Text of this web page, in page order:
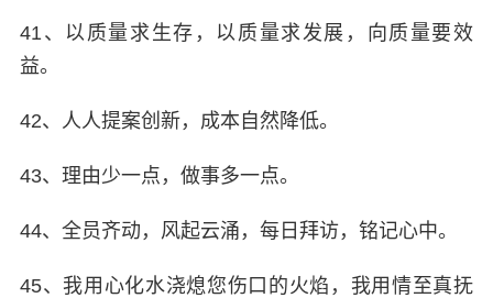
41、以质量求生存，以质量求发展，向质量要效
益。
42、人人提案创新，成本自然降低。
43、理由少一点，做事多一点。
44、全员齐动，风起云涌，每日拜访，铭记心中。
45、我用心化水浇熄您伤口的火焰，我用情至真抚